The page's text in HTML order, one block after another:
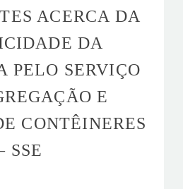
ACERCA DA
DA
PELO SERVIÇO
E
CONTÊINERES
SSE